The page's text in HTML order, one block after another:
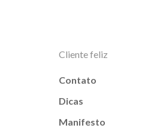
Cliente feliz
Contato
Dicas
Manifesto